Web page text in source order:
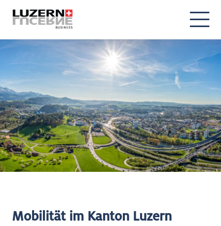
Mobilität im Kanton Luzern